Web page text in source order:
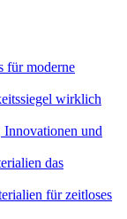
für moderne
wirklich
und
das
für zeitloses